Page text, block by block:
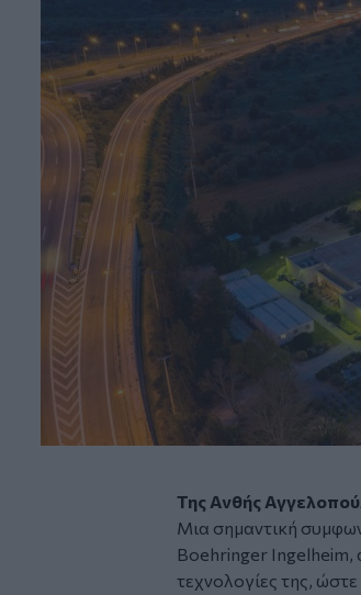
Της Ανθής
Μια σημαντική
Boehringer Ingelheim,
τεχνολογίες της,